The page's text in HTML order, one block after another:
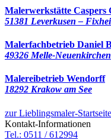
Malerwerkstätte
51381 Leverkusen –
Malerfachbetrieb Daniel
49326 Melle-Neuenkirchen
Malereibetrieb Wendorff
18292 Krakow am See
zur Lieblingsmaler-Startseite
Kontakt-Informationen
Tel.: 0511 / 612994